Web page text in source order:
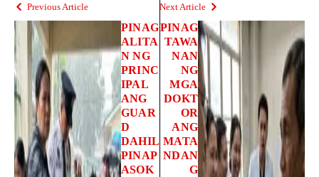
Previous Article
PINAG
ALITA
N NG
PRINC
IPAL
ANG
GUAR
D
DAHIL
PINAP
ASOK
Next Article
PINAG
TAWA
NAN
NG
MGA
DOKT
OR
ANG
MATA
NDAN
G